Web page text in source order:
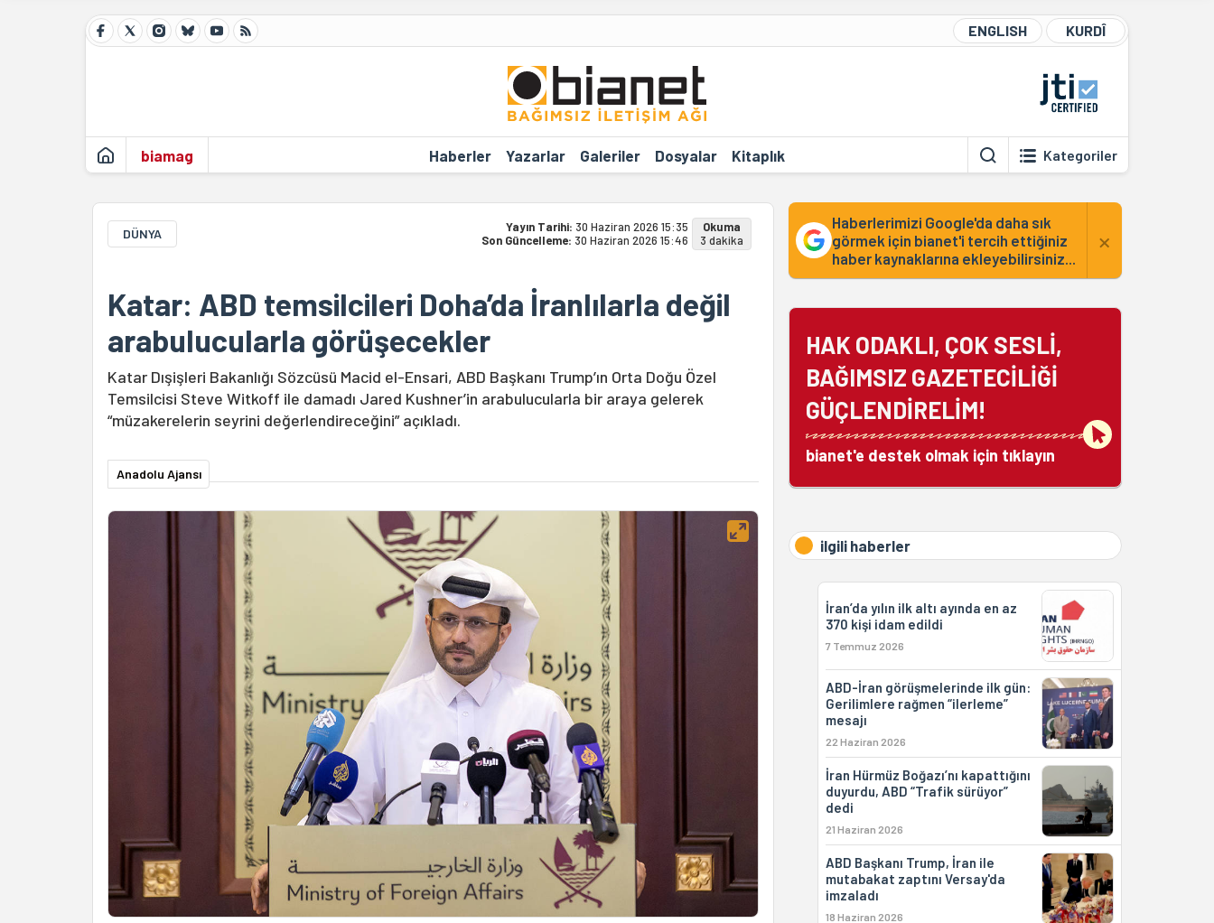
ENGLISH KURDÎ
biamag Haberler Yazarlar Galeriler Dosyalar Kitaplık Kategoriler
DÜNYA Yayın Tarihi: 30 Haziran 2026 15:35
Son Güncelleme: 30 Haziran 2026 15:46
Okuma
3 dakika
Katar: ABD temsilcileri Doha’da İranlılarla değil
arabulucularla görüşecekler
Katar Dışişleri Bakanlığı Sözcüsü Macid el-Ensari, ABD Başkanı Trump’ın Orta Doğu Özel
Temsilcisi Steve Witkoff ile damadı Jared Kushner’in arabulucularla bir araya gelerek
“müzakerelerin seyrini değerlendireceğini” açıkladı.
Anadolu Ajansı
Haberlerimizi Google'da daha sık
görmek için bianet'i tercih ettiğiniz
haber kaynaklarına ekleyebilirsiniz...
×
HAK ODAKLI, ÇOK SESLİ,
BAĞIMSIZ GAZETECİLİĞİ
GÜÇLENDİRELİM!
bianet'e destek olmak için tıklayın
ilgili haberler
İran’da yılın ilk altı ayında en az
370 kişi idam edildi
7 Temmuz 2026
ABD-İran görüşmelerinde ilk gün:
Gerilimlere rağmen “ilerleme”
mesajı
22 Haziran 2026
İran Hürmüz Boğazı’nı kapattığını
duyurdu, ABD “Trafik sürüyor”
dedi
21 Haziran 2026
ABD Başkanı Trump, İran ile
mutabakat zaptını Versay'da
imzaladı
18 Haziran 2026